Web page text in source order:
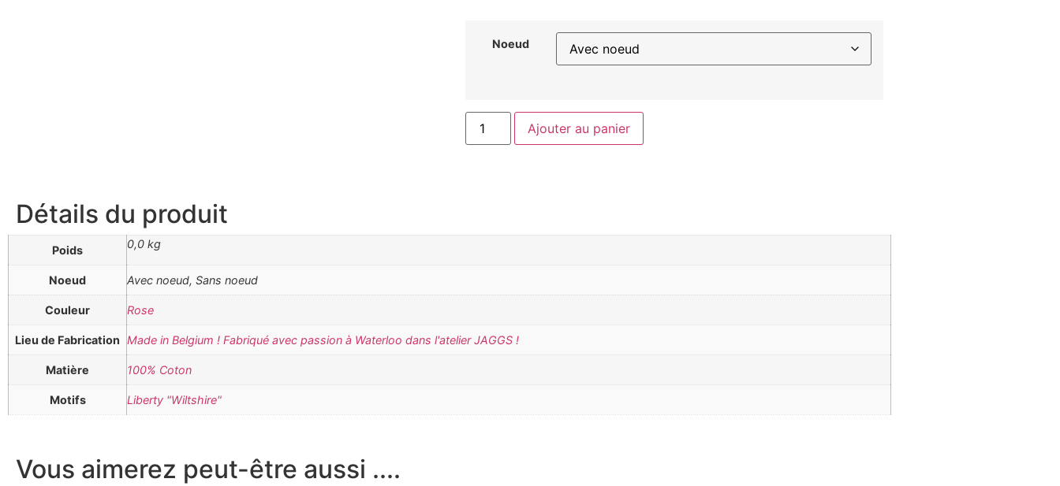
Noeud
Ajouter au panier
Détails du produit
Poids 0,0 kg
Noeud Avec noeud, Sans noeud
Couleur Rose
Lieu de Fabrication Made in Belgium ! Fabriqué avec passion à Waterloo dans l'atelier JAGGS !
Matière 100% Coton
Motifs Liberty "Wiltshire"
Vous aimerez peut-être aussi ....